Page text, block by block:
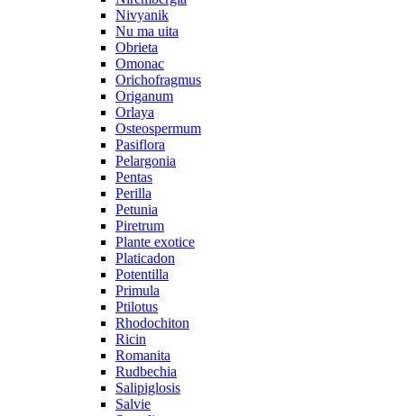
Nivyanik
Nu ma uita
Obrieta
Omonac
Orichofragmus
Origanum
Orlaya
Osteospermum
Pasiflora
Pelargonia
Pentas
Perilla
Petunia
Piretrum
Plante exotice
Platicadon
Potentilla
Primula
Ptilotus
Rhodochiton
Ricin
Romanita
Rudbechia
Salipiglosis
Salvie